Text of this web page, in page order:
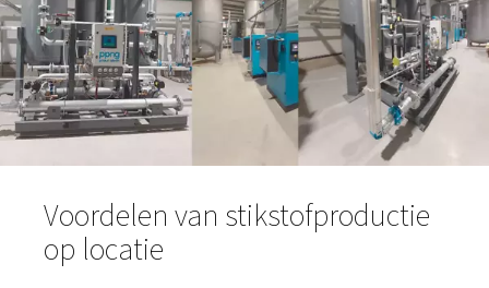
Na een aantal opties te hebben geëvalueerd, koos
Trendvoor de PPNG 650 HE stikstofgenerator- een
hoogefficiënt systeem dat is afgestemd op industrieel
Deze generator werd al snel een essentieel onderdeel
productie-infrastructuur van het bedrijf.